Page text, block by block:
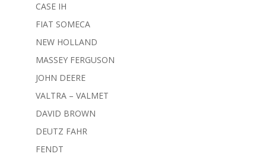
CASE IH
FIAT SOMECA
NEW HOLLAND
MASSEY FERGUSON
JOHN DEERE
VALTRA – VALMET
DAVID BROWN
DEUTZ FAHR
FENDT